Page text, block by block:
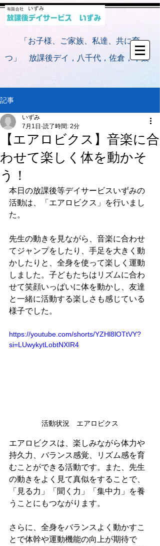
「お子様、ご家族、私達、共に育
つ」 放課後デイ，八千代，佐倉，千葉
記事
【エアロビクス】音楽に合
わせて楽しく体を動かそ
う！
いずみ
7月1日 読了時間: 2分
本日の放課後等デイサービスいずみの
活動は、「エアロビクス」を行いまし
た。
先生の動きを見ながら、音楽に合わせ
てジャンプをしたり、手足を大きく動
かしたりと、全身を使って楽しく運動
しました。子どもたちはリズムに合わ
せて笑顔いっぱいに体を動かし、友達
と一緒に活動する楽しさも感じている
様子でした。
https://youtube.com/shorts/YZHl8lOTtVY?
si=LUwykytLobtNXIR4
活動状況　エアロビクス
エアロビクスは、楽しみながら体力や
持久力、バランス感覚、リズム感を育
むことができる活動です。また、先生
の動きをよく見て真似をすることで、
「見る力」「聞く力」「集中力」を養
うことにもつながります。
さらに、全身をバランスよく動かすこ
とで体幹や運動機能の向上が期待で